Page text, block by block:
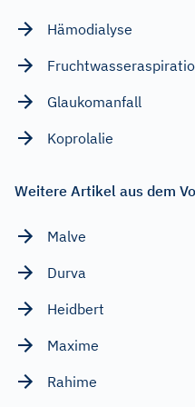
Hämodialyse
Glaukomanfall
Koprolalie
Weitere Artikel aus dem
Malve
Durva
Heidbert
Maxime
Rahime